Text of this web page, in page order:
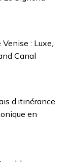
: Luxe,
Canal
d’itinérance
en